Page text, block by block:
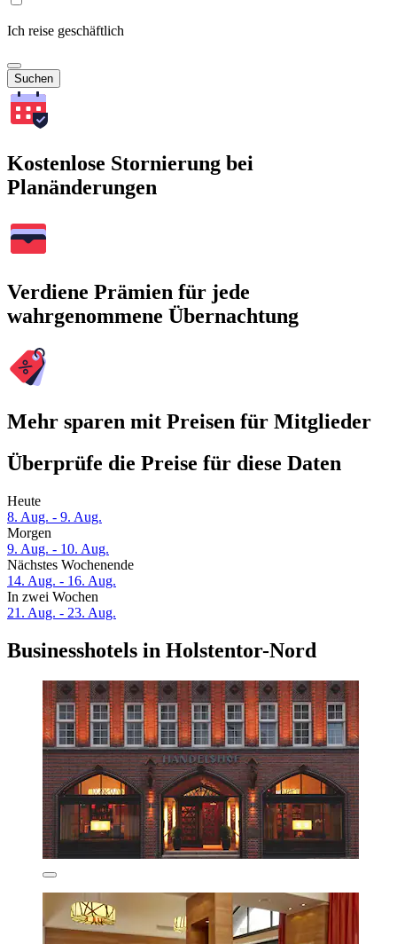
Ich reise geschäftlich
Suchen
Kostenlose Stornierung bei
Planänderungen
Verdiene Prämien für jede
wahrgenommene Übernachtung
Mehr sparen mit Preisen für Mitglieder
Überprüfe die Preise für diese Daten
Heute
8. Aug. - 9. Aug.
Morgen
9. Aug. - 10. Aug.
Nächstes Wochenende
14. Aug. - 16. Aug.
In zwei Wochen
21. Aug. - 23. Aug.
Businesshotels in Holstentor-Nord